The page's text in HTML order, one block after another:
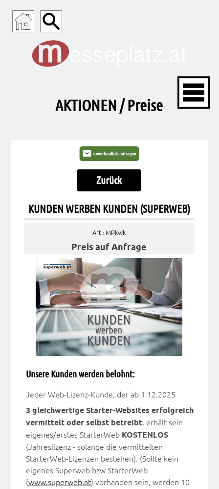
AKTIONEN / Preise
Zurück
KUNDEN WERBEN KUNDEN (SUPERWEB)
Art.: MPkwk
Preis auf Anfrage
Unsere Kunden werden belohnt:
Jeder Web-Lizenz-Kunde, der ab 1.12.2025
3 gleichwertige Starter-Websites erfolgreich
vermittelt oder selbst betreibt, erhält sein
eigenes/erstes StarterWeb KOSTENLOS
(Jahreslizenz - solange die vermittelten
StarterWeb-Lizenzen bestehen). (Sollte kein
eigenes Superweb bzw StarterWeb
(www.superweb.at) vorhanden sein, werden 10